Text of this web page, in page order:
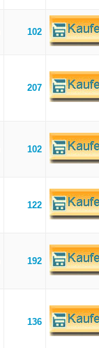
102
207
102
122
192
136